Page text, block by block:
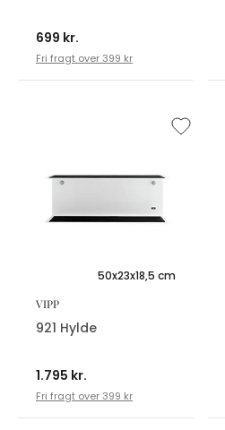
699 kr.
Fri fragt over 399 kr
50x23x18,5 cm
VIPP
921 Hylde
1.795 kr.
Fri fragt over 399 kr